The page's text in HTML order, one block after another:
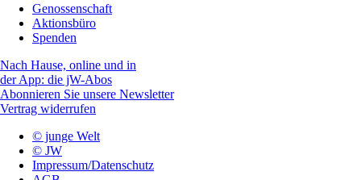
Genossenschaft
Aktionsbüro
Spenden
Nach Hause, online und in
der App: die jW-Abos
Abonnieren Sie unsere Newsletter
Vertrag widerrufen
© junge Welt
© JW
Impressum/Datenschutz